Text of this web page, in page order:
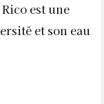
est une
et son eau